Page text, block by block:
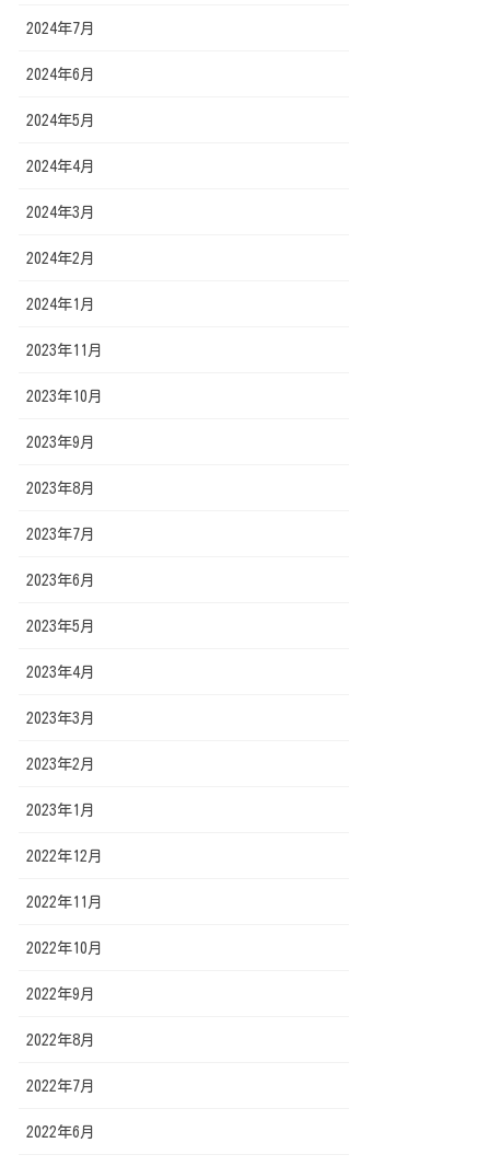
2024年7月
2024年6月
2024年5月
2024年4月
2024年3月
2024年2月
2024年1月
2023年11月
2023年10月
2023年9月
2023年8月
2023年7月
2023年6月
2023年5月
2023年4月
2023年3月
2023年2月
2023年1月
2022年12月
2022年11月
2022年10月
2022年9月
2022年8月
2022年7月
2022年6月